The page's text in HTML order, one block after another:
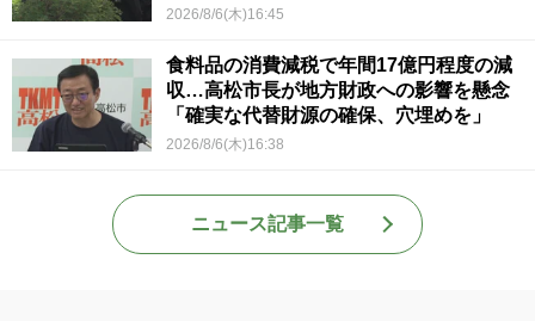
2026/8/6(木)16:45
食料品の消費減税で年間17億円程度の減
収…高松市長が地方財政への影響を懸念
「確実な代替財源の確保、穴埋めを」
2026/8/6(木)16:38
ニュース記事一覧